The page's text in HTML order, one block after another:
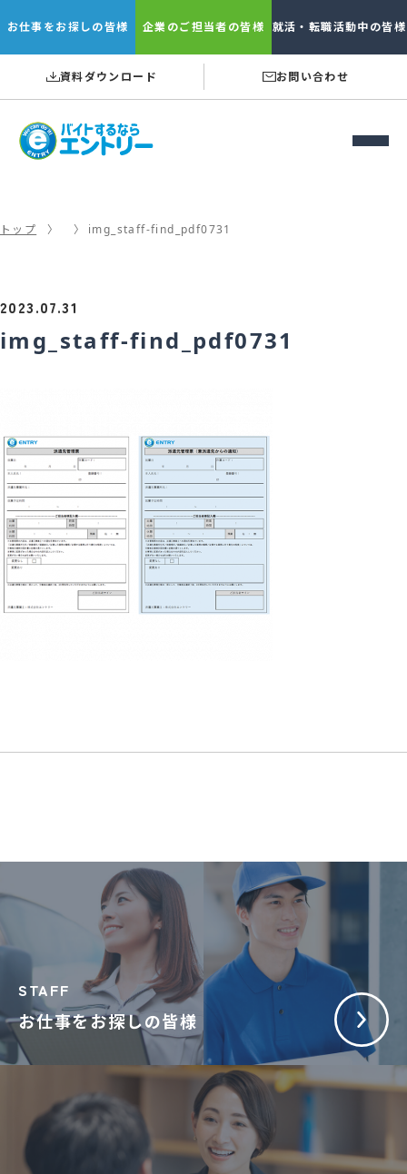
お仕事をお探しの皆様 企業のご担当者の皆様 就活・転職活動中の皆様
資料ダウンロード お問い合わせ
トップ img_staff-find_pdf0731
2023.07.31
img_staff-find_pdf0731
お仕事をお探しの皆様
STAFF